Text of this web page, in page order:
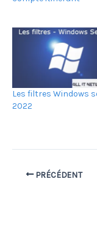
Les filtres Windows
2022
PRÉCÉDENT